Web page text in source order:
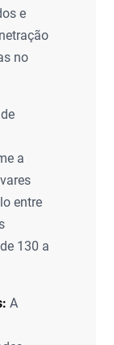
e
no
a
entre
130 a
A